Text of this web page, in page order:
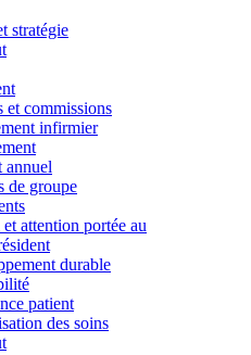
stratégie
et commissions
infirmier
annuel
de groupe
attention portée au
durable
patient
des soins